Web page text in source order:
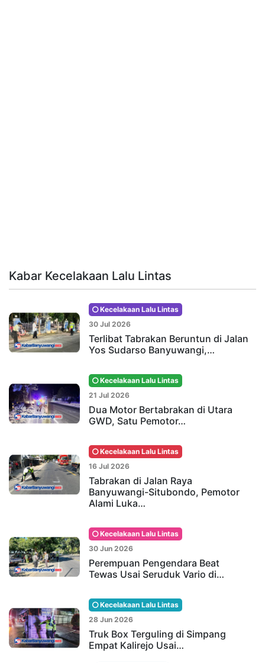
Kabar Kecelakaan Lalu Lintas
Kecelakaan Lalu Lintas
30 Jul 2026
Terlibat Tabrakan Beruntun di Jalan
Yos Sudarso Banyuwangi,…
Kecelakaan Lalu Lintas
21 Jul 2026
Dua Motor Bertabrakan di Utara
GWD, Satu Pemotor…
Kecelakaan Lalu Lintas
16 Jul 2026
Tabrakan di Jalan Raya
Banyuwangi-Situbondo, Pemotor
Alami Luka…
Kecelakaan Lalu Lintas
30 Jun 2026
Perempuan Pengendara Beat
Tewas Usai Seruduk Vario di…
Kecelakaan Lalu Lintas
28 Jun 2026
Truk Box Terguling di Simpang
Empat Kalirejo Usai…